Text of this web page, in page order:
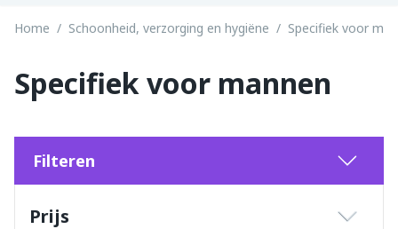
Home / Schoonheid, verzorging en hygiëne / Specifiek voor
Specifiek voor mannen
Filteren
Prijs